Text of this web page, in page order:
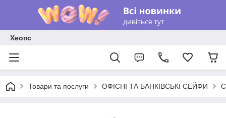
Хеопс
Товари та послуги ОФІСНІ ТА БАНКІВСЬКІ СЕЙФИ